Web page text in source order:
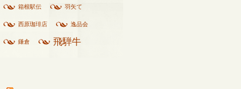
箱根駅伝 羽矢て
西原珈琲店 逸品会
鎌倉 飛騨牛